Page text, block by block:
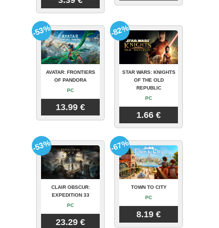
AVATAR: FRONTIERS
OF PANDORA
PC
13.99 €
-53%
STAR WARS: KNIGHTS
OF THE OLD
REPUBLIC
PC
1.66 €
-82%
CLAIR OBSCUR:
EXPEDITION 33
PC
23.29 €
-53%
TOWN TO CITY
PC
8.19 €
-67%